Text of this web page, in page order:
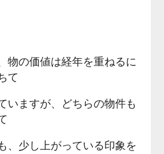
物の価値は経年を重ねるに
て
いますが、どちらの物件も
、少し上がっている印象を